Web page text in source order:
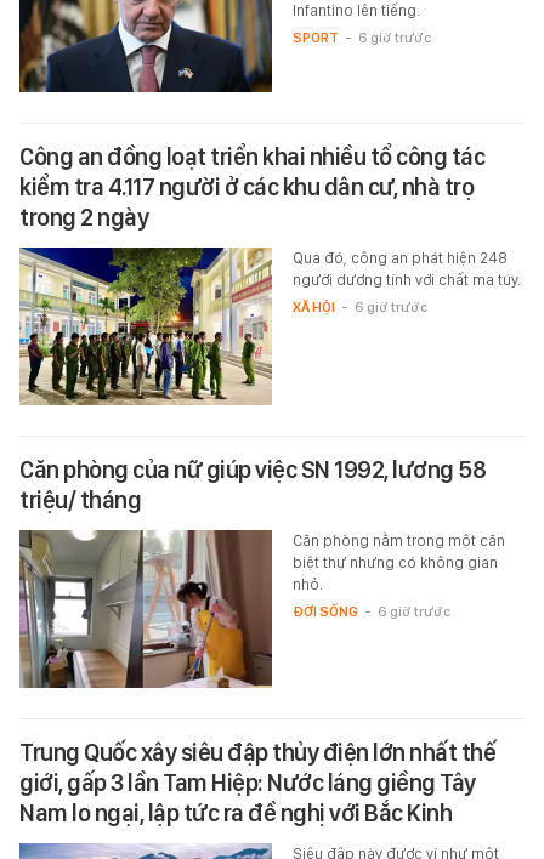
Infantino lên tiếng.
SPORT - 6 giờ trước
Công an đồng loạt triển khai nhiều tổ công tác
kiểm tra 4.117 người ở các khu dân cư, nhà trọ
trong 2 ngày
Qua đó, công an phát hiện 248
người dương tính với chất ma túy.
XÃ HỘI - 6 giờ trước
Căn phòng của nữ giúp việc SN 1992, lương 58
triệu/ tháng
Căn phòng nằm trong một căn
biệt thự nhưng có không gian
nhỏ.
ĐỜI SỐNG - 6 giờ trước
Trung Quốc xây siêu đập thủy điện lớn nhất thế
giới, gấp 3 lần Tam Hiệp: Nước láng giềng Tây
Nam lo ngại, lập tức ra đề nghị với Bắc Kinh
Siêu đập này được ví như một